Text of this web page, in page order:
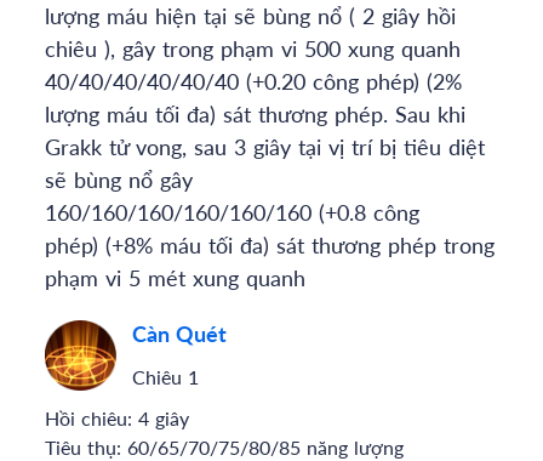
lượng máu hiện tại sẽ bùng nổ ( 2 giây hồi
chiêu ), gây trong phạm vi 500 xung quanh
40/40/40/40/40/40 (+0.20 công phép) (2%
lượng máu tối đa) sát thương phép. Sau khi
Grakk tử vong, sau 3 giây tại vị trí bị tiêu diệt
sẽ bùng nổ gây
160/160/160/160/160/160 (+0.8 công
phép) (+8% máu tối đa) sát thương phép trong
phạm vi 5 mét xung quanh
Càn Quét
Chiêu 1
Hồi chiêu: 4 giây
Tiêu thụ: 60/65/70/75/80/85 năng lượng